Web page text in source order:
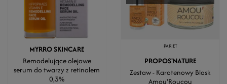
MYRRO SKINCARE
Remodelujące olejowe
serum do twarzy z retinolem
0,3%
PAKIET
PROPOS'NATURE
Zestaw - Karotenowy Blask
Amou'Roucou